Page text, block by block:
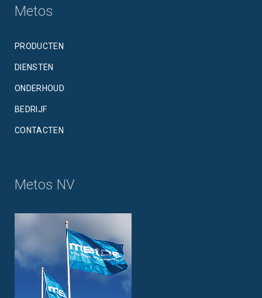
Metos
PRODUCTEN
DIENSTEN
ONDERHOUD
BEDRIJF
CONTACTEN
Metos NV